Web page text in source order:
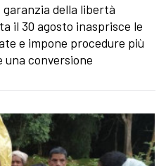
della libertà
il 30 agosto inasprisce le
e impone procedure più
conversione